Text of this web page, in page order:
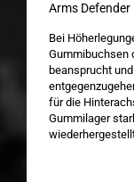
Arms Defender
Bei
Gummibuchsen
beansprucht
für die
Gummilager